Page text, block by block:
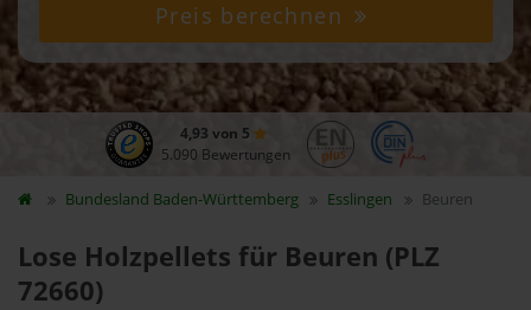
Preis berechnen
4,93 von 5
5.090 Bewertungen
Bundesland Baden-Württemberg Esslingen Beuren
Lose Holzpellets für Beuren (PLZ
72660)